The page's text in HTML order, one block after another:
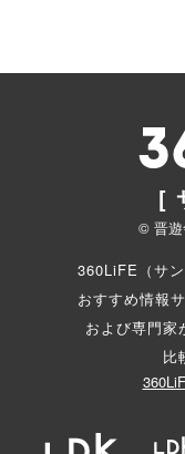
[
© 晋遊
360LiFE（サ
おすすめ情報
および専門家
比